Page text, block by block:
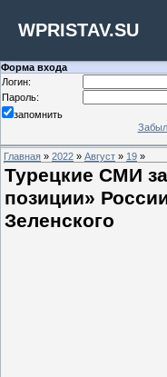
WPRISTAV.SU
Форма входа
Логин:
Пароль:
запомнить
Главная » 2022 » Август » 19 »
Турецкие СМИ
позиции»
Зеленского